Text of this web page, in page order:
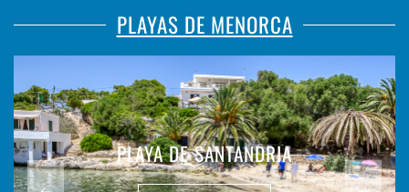
PLAYAS DE MENORCA
PLAYA DE SANTANDRIA